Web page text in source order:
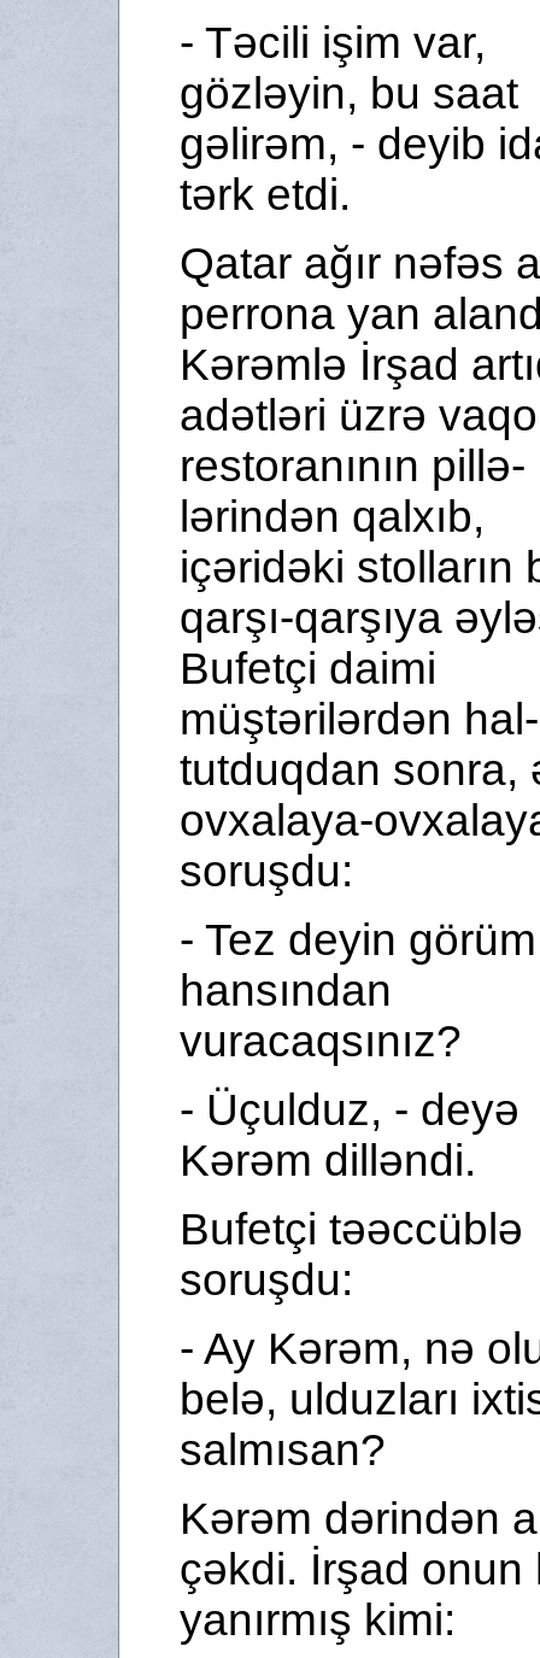
- Təcili işim var,
gözləyin, bu saat
gəlirəm, - deyib
tərk etdi.
Qatar ağır nəfəs
perrona yan
Kərəmlə İrşad
adətləri üzrə
restoranının pillə­
lərindən qalxıb,
içəridəki stolların
qarşı-qarşıya
Bufetçi daimi
müştərilərdən
tutduqdan sonra,
ovxalaya-
soruşdu:
- Tez deyin
hansından
vuracaqsınız?
- Üçulduz, - deyə
Kərəm dilləndi.
Bufetçi təəccüblə
soruşdu:
- Ay Kərəm, nə
belə, ulduzları
salmısan?
Kərəm dərindən
çəkdi. İrşad onun
yanırmış kimi: